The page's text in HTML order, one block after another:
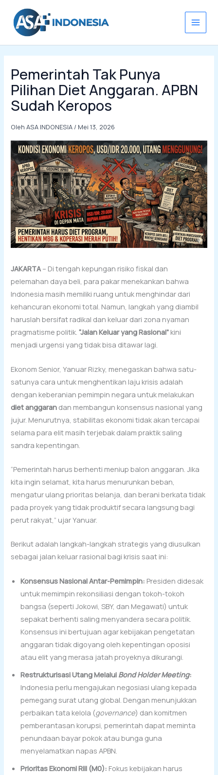
konten
Pemerintah Tak Punya
Pilihan Diet Anggaran. APBN
Sudah Keropos
OlehASA INDONESIA / Mei 13, 2026
JAKARTA– Di tengah kepungan risiko fiskal dan
pelemahan daya beli, para pakar menekankan bahwa
Indonesia masih memiliki ruang untuk menghindar dari
kehancuran ekonomi total. Namun, langkah yang diambil
haruslah bersifat radikal dan keluar dari zona nyaman
pragmatisme politik.“Jalan Keluar yang Rasional” kini
menjadi urgensi yang tidak bisa ditawar lagi.
Ekonom Senior, Yanuar Rizky, menegaskan bahwa satu-
satunya cara untuk menghentikan laju krisis adalah
dengan keberanian pemimpin negara untuk melakukan
diet anggaran dan membangun konsensus nasional yang
jujur. Menurutnya, stabilitas ekonomi tidak akan tercapai
selama para elit masih terjebak dalam praktik saling
sandra kepentingan.
“Pemerintah harus berhenti meniup balon anggaran. Jika
kita ingin selamat, kita harus menurunkan beban,
mengatur ulang prioritas belanja, dan berani berkata tidak
pada proyek yang tidak produktif secara langsung bagi
perut rakyat,” ujar Yanuar.
Berikut adalah langkah-langkah strategis yang diusulkan
sebagai jalan keluar rasional bagi krisis saat ini:
Konsensus Nasional Antar-Pemimpin: Presiden didesak
untuk memimpin rekonsiliasi dengan tokoh-tokoh
bangsa (seperti Jokowi, SBY, dan Megawati) untuk
sepakat berhenti saling menyandera secara politik.
Konsensus ini bertujuan agar kebijakan pengetatan
anggaran tidak digoyang oleh kepentingan oposisi
atau elit yang merasa jatah proyeknya dikurangi.
Restrukturisasi Utang Melalui Bond Holder Meeting:
Indonesia perlu mengajukan negosiasi ulang kepada
pemegang surat utang global. Dengan menunjukkan
perbaikan tata kelola (governance) dan komitmen
pemberantasan korupsi, pemerintah dapat meminta
penundaan bayar pokok atau bunga guna
menyelamatkan napas APBN.
Prioritas Ekonomi Riil (M0): Fokus kebijakan harus